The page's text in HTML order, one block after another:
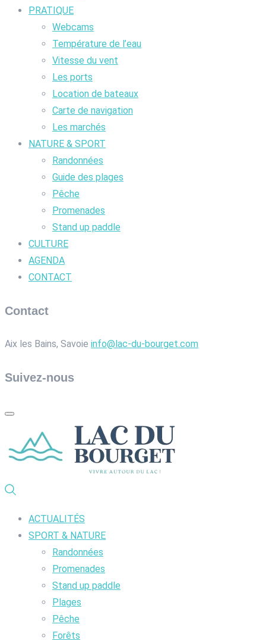
PRATIQUE
Webcams
Température de l’eau
Vitesse du vent
Les ports
Location de bateaux
Carte de navigation
Les marchés
NATURE & SPORT
Randonnées
Guide des plages
Pêche
Promenades
Stand up paddle
CULTURE
AGENDA
CONTACT
Contact
Aix les Bains, Savoie info@lac-du-bourget.com
Suivez-nous
ACTUALITÉS
SPORT & NATURE
Randonnées
Promenades
Stand up paddle
Plages
Pêche
Forêts